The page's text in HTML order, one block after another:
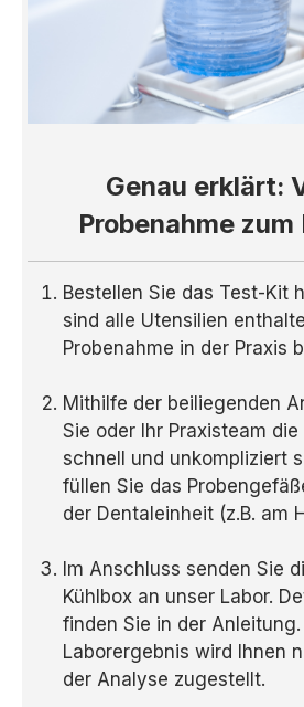
Genau erklärt:
Probenahme zum
Bestellen Sie das Test-Kit
sind alle Utensilien
Probenahme in der Praxis
Mithilfe der beiliegenden
Sie oder Ihr Praxisteam
schnell und unkompliziert
füllen Sie das
der Dentaleinheit (z.B. am
Im Anschluss senden Sie
Kühlbox an unser Labor.
finden Sie in der Anleitung.
Laborergebnis wird Ihnen
der Analyse zugestellt.